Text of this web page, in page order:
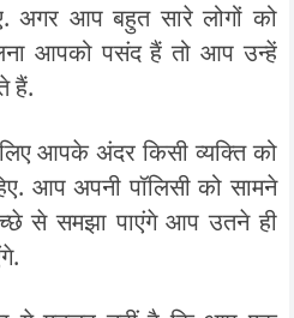
अगर आप बहुत सारे लोगों को
आपको पसंद हैं तो आप उन्हें
हैं.
आपके अंदर किसी व्यक्ति को
आप अपनी पॉलिसी को सामने
से समझा पाएंगे आप उतने ही